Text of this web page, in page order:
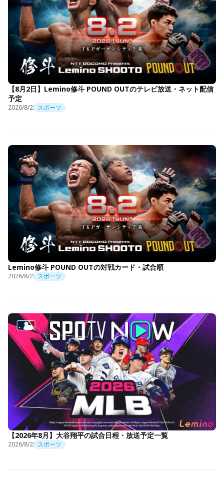
【8月2日】Lemino修斗 POUND OUTのテレビ放送・ネット配信
予定
2026/8/2 スポーツ
Lemino修斗 POUND OUTの対戦カード・試合順
2026/8/2 スポーツ
【2026年8月】大谷翔平の試合日程・放送予定一覧
2026/8/2 スポーツ